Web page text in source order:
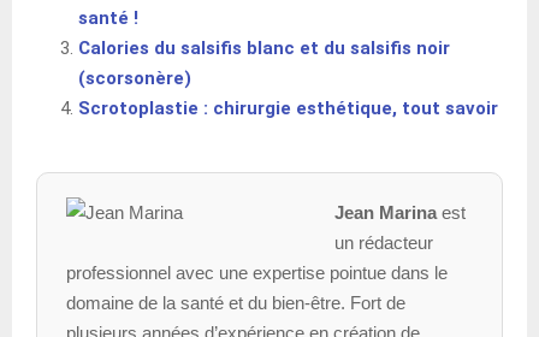
santé !
Calories du salsifis blanc et du salsifis noir
(scorsonère)
Scrotoplastie : chirurgie esthétique, tout savoir
Jean Marinaest
un rédacteur
professionnel avec une expertise pointue dans le
domaine de la santé et du bien-être. Fort de
plusieurs années d’expérience en création de